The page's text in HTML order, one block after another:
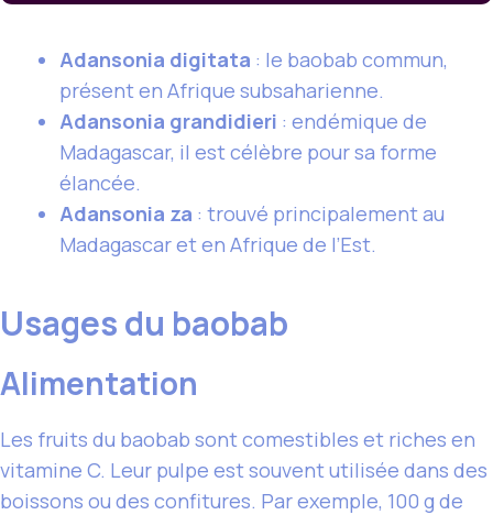
Adansonia digitata : le baobab commun,
présent en Afrique subsaharienne.
Adansonia grandidieri : endémique de
Madagascar, il est célèbre pour sa forme
élancée.
Adansonia za : trouvé principalement au
Madagascar et en Afrique de l’Est.
Usages du baobab
Alimentation
Les fruits du baobab sont comestibles et riches en
vitamine C. Leur pulpe est souvent utilisée dans des
boissons ou des confitures. Par exemple, 100 g de